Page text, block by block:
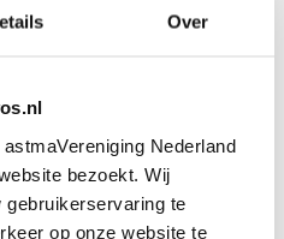
Over
Nederland
bezoekt. Wij
te
op onze website te
één kant te komen…